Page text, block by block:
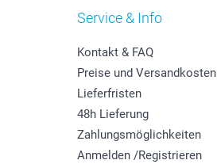
Service & Info
Kontakt & FAQ
Preise und Versandkosten
Lieferfristen
48h Lieferung
Zahlungsmöglichkeiten
Anmelden /Registrieren